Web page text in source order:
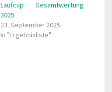
Laufcup Gesamtwertung
2025
23. September 2025
In "Ergebnisliste"